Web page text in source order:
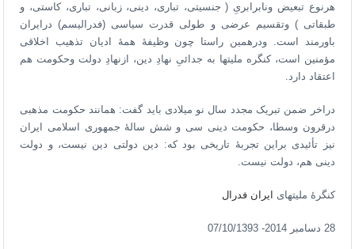
هرنوع تبعیض ونابرابریِ ( جنسیتی، تباری، دینی، زبانی، تباری، کاستی، و
طبقاتی ) وتقسیم عرضی و طولی قدرت سیاسی (فدرالیسم) درایران
باورمند است. ودرهمین راستا چون وظیفۀ همۀ ادیان تذهیب اخلاقی
مؤمنین است، کنگره ملیتها به جدائیِ نهادِ دین، ازنهادِ دولت وحکومت هم
اعتقاد دارد.
دراخر ضمن تبریک مجدد سال نو میلادی باید گفت: همانند حکومت مذهبی
درقرون وسطا، حکومت دینی سی و شش سالۀ جمهوری اسلامی ایران
نیز تأئیدی براین تجربۀ تاریخی بود که: دین دولتی دین نیست، و دولت
دینی هم، دولت نیست.
کنگرۀ ملیتهای ایران فدرال
28 دسامبر 2014- 07/10/1393